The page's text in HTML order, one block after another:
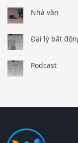
Nhà văn
Đại lý bất
Podcast